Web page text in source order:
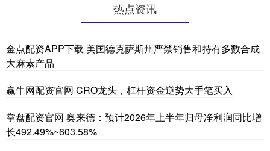
热点资讯
金点配资APP下载 美国德克萨斯州严禁销售和持有多数合成
大麻素产品
赢牛网配资官网 CRO龙头，杠杆资金逆势大手笔买入
掌盘配资官网 奥来德：预计2026年上半年归母净利润同比增
长492.49%~603.58%